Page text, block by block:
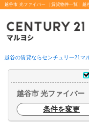
越谷市 光ファイバー ｜賃貸物件一覧｜越
越谷の賃貸ならセンチュリー21マ
越谷市 光ファイバー
条件を変更